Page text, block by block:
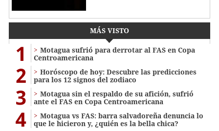
MÁS VISTO
1
Motagua sufrió para derrotar al FAS en Copa
Centroamericana
2
Horóscopo de hoy: Descubre las predicciones
para los 12 signos del zodiaco
3
Motagua sin el respaldo de su afición, sufrió
ante el FAS en Copa Centroamericana
4
Motagua vs FAS: barra salvadoreña denuncia lo
que le hicieron y, ¿quién es la bella chica?